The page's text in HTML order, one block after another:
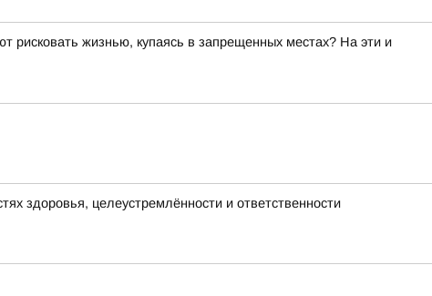
рисковать жизнью, купаясь в запрещенных местах? На эти и
здоровья, целеустремлённости и ответственности